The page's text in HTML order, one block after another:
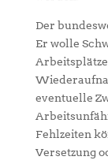
Der
Er wolle
eventuelle
Fehlzeiten
Versetzung